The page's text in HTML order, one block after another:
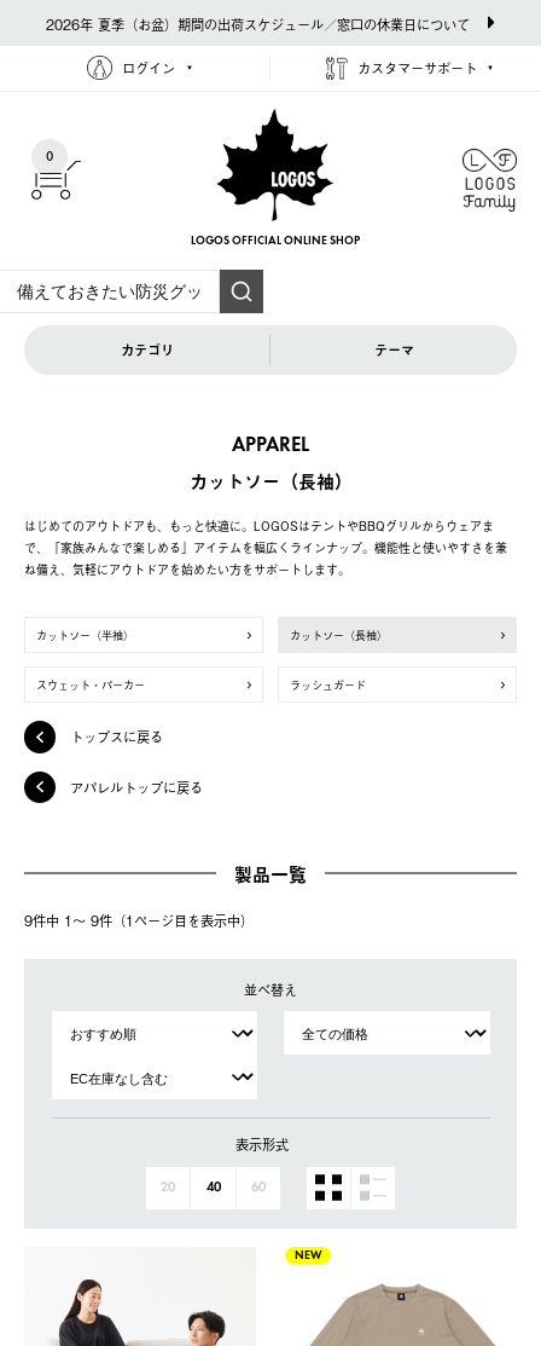
2026年 夏季（お盆）期間の出荷スケジュール／窓口の休業日について
ログイン カスタマーサポート
0
LOGOS OFFICIAL ONLINE SHOP
カテゴリ テーマ
APPAREL
カットソー（長袖）
はじめてのアウトドアも、もっと快適に。LOGOSはテントやBBQグリルからウェアま
で、「家族みんなで楽しめる」アイテムを幅広くラインナップ。機能性と使いやすさを兼
ね備え、気軽にアウトドアを始めたい方をサポートします。
カットソー（半袖） カットソー（長袖）
スウェット・パーカー ラッシュガード
トップスに戻る
アパレルトップに戻る
製品一覧
9件中 1〜 9件（1ページ⽬を表⽰中）
並べ替え
表示形式
20 40 60
NEW